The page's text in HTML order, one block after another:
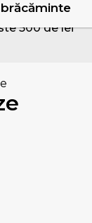
500 de lei